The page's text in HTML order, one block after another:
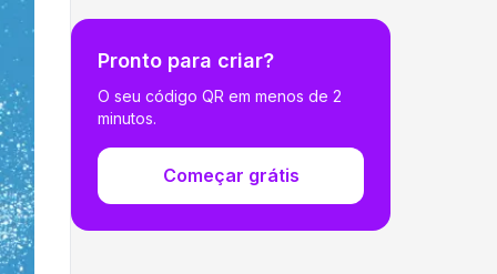
Pronto para criar?
O seu código QR em menos de 2
minutos.
Começar grátis